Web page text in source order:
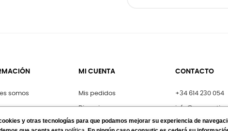
somos
MI CUENTA
Mis pedidos
Direcciones
Mis datos personales
CONTACTO
+34 614 230 054
Formulario de
y otras tecnologías para que podamos mejorar su experiencia de